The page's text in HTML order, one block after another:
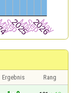
Ergebnis
Rang